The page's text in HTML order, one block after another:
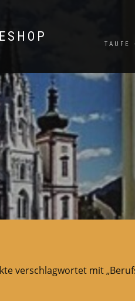
TAUFE
verschlagwortet mit